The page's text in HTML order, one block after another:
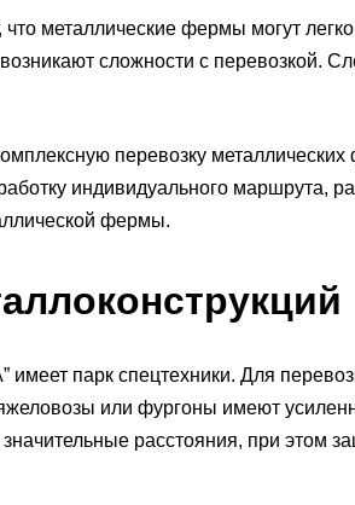
металлические фермы могут
сложности с перевозкой.
перевозку металлических
индивидуального маршрута,
фермы.
парк спецтехники. Для
или фургоны имеют
расстояния, при этом